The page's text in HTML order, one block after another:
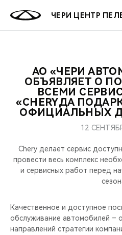
ЧЕРИ ЦЕНТР
ВСЕ МОДЕЛИ
СЕДАНЫ
ВЫБОР И ПОКУПКА
КРЕДИТ И СТРАХОВАНИЕ
СЕРВИС
ЗАПЧАСТИ И АКСЕССУАРЫ
ПОДДЕРЖКА
МИР
АКСЕССУАРЫ
CHERY В СОЦСЕТЯХ
БЛАГОТВОРИТЕЛЬНОСТЬ
CHERY REMOTE
ВЫГОДЫ И АКЦИИ
ОНЛАЙН
ВЫБОР И ПОКУПКА
О
О НАС
АО «ЧЕРИ
ОБЪЯВЛЯЕТ О
ВСЕМИ
«CHERYДА
ОФИЦИАЛЬНЫХ
12
Chery делает сервис
провести весь комплекс
и сервисных работ перед
Качественное и доступное
обслуживание автомобилей –
направлений стратегии